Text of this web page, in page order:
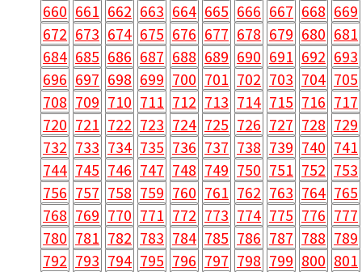
660 661 662 663 664 665 666 667 668 669
672 673 674 675 676 677 678 679 680 681
684 685 686 687 688 689 690 691 692 693
696 697 698 699 700 701 702 703 704 705
708 709 710 711 712 713 714 715 716 717
720 721 722 723 724 725 726 727 728 729
732 733 734 735 736 737 738 739 740 741
744 745 746 747 748 749 750 751 752 753
756 757 758 759 760 761 762 763 764 765
768 769 770 771 772 773 774 775 776 777
780 781 782 783 784 785 786 787 788 789
792 793 794 795 796 797 798 799 800 801